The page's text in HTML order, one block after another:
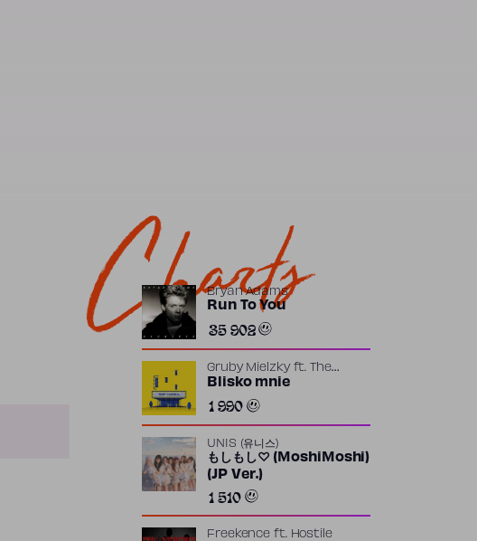
Charts
Bryan Adams
Run To You
35 902
Gruby Mielzkyft.
The
Returners
Blisko mnie
1 990
UNIS (유니스)
もしもし♡ (MoshiMoshi)
(JP Ver.)
1 510
Freekence ft. Hostile